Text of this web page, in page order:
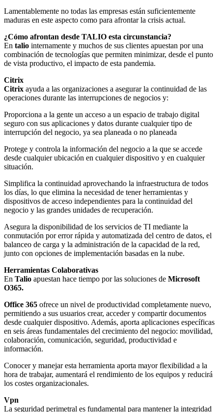
Lamentablemente no todas las empresas están suficientemente
maduras en este aspecto como para afrontar la crisis actual.
¿Cómo afrontan desde TALIO esta circunstancia?
En talio internamente y muchos de sus clientes apuestan por una
combinación de tecnologías que permiten minimizar, desde el punto
de vista productivo, el impacto de esta pandemia.
Citrix
Citrix ayuda a las organizaciones a asegurar la continuidad de las
operaciones durante las interrupciones de negocios y:
Proporciona a la gente un acceso a un espacio de trabajo digital
seguro con sus aplicaciones y datos durante cualquier tipo de
interrupción del negocio, ya sea planeada o no planeada
Protege y controla la información del negocio a la que se accede
desde cualquier ubicación en cualquier dispositivo y en cualquier
situación.
Simplifica la continuidad aprovechando la infraestructura de todos
los días, lo que elimina la necesidad de tener herramientas y
dispositivos de acceso independientes para la continuidad del
negocio y las grandes unidades de recuperación.
Asegura la disponibilidad de los servicios de TI mediante la
conmutación por error rápida y automatizada del centro de datos, el
balanceo de carga y la administración de la capacidad de la red,
junto con opciones de implementación basadas en la nube.
Herramientas Colaborativas
En Talio apuestan hace tiempo por las soluciones de Microsoft
O365.
Office 365 ofrece un nivel de productividad completamente nuevo,
permitiendo a sus usuarios crear, acceder y compartir documentos
desde cualquier dispositivo. Además, aporta aplicaciones específicas
en seis áreas fundamentales del crecimiento del negocio: movilidad,
colaboración, comunicación, seguridad, productividad e
información.
Conocer y manejar esta herramienta aporta mayor flexibilidad a la
hora de trabajar, aumentará el rendimiento de los equipos y reducirá
los costes organizacionales.
Vpn
La seguridad perimetral es fundamental para mantener la integridad